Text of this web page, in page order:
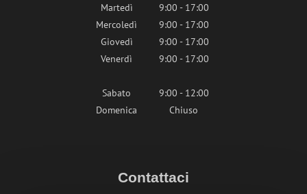
Martedì
9:00 - 17:00
Mercoledì
9:00 - 17:00
Giovedì
9:00 - 17:00
Venerdì
9:00 - 17:00
Sabato
9:00 - 12:00
Domenica
Chiuso
Contattaci